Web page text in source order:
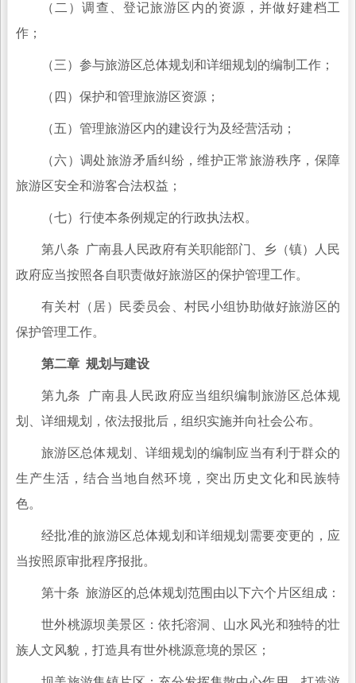
（二）调查、登记旅游区内的资源，并做好建档工
作；
（三）参与旅游区总体规划和详细规划的编制工作；
（四）保护和管理旅游区资源；
（五）管理旅游区内的建设行为及经营活动；
（六）调处旅游矛盾纠纷，维护正常旅游秩序，保障
旅游区安全和游客合法权益；
（七）行使本条例规定的行政执法权。
第八条 广南县人民政府有关职能部门、乡（镇）人民
政府应当按照各自职责做好旅游区的保护管理工作。
有关村（居）民委员会、村民小组协助做好旅游区的
保护管理工作。
第二章 规划与建设
第九条 广南县人民政府应当组织编制旅游区总体规
划、详细规划，依法报批后，组织实施并向社会公布。
旅游区总体规划、详细规划的编制应当有利于群众的
生产生活，结合当地自然环境，突出历史文化和民族特
色。
经批准的旅游区总体规划和详细规划需要变更的，应
当按照原审批程序报批。
第十条 旅游区的总体规划范围由以下六个片区组成：
世外桃源坝美景区：依托溶洞、山水风光和独特的壮
族人文风貌，打造具有世外桃源意境的景区；